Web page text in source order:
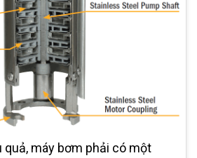
máy bơm phải có một